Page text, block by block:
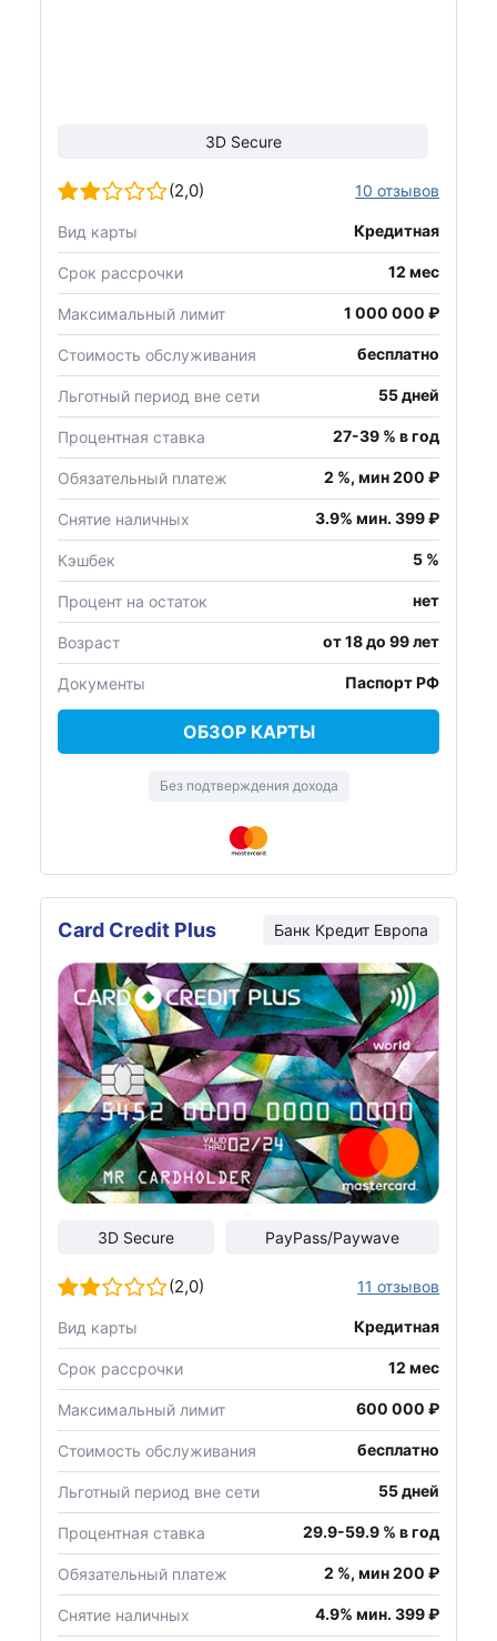
3D Secure
(2,0) 10 отзывов
Вид карты Кредитная
Срок рассрочки 12 мес
Максимальный лимит 1 000 000 ₽
Стоимость обслуживания бесплатно
Льготный период вне сети 55 дней
Процентная ставка 27-39 % в год
Обязательный платеж 2 %, мин 200 ₽
Снятие наличных 3.9% мин. 399 ₽
Кэшбек 5 %
Процент на остаток нет
Возраст от 18 до 99 лет
Документы Паспорт РФ
ОБЗОР КАРТЫ
Без подтверждения дохода
Card Credit Plus Банк Кредит Европа
3D Secure PayPass/Paywave
(2,0) 11 отзывов
Вид карты Кредитная
Срок рассрочки 12 мес
Максимальный лимит 600 000 ₽
Стоимость обслуживания бесплатно
Льготный период вне сети 55 дней
Процентная ставка 29.9-59.9 % в год
Обязательный платеж 2 %, мин 200 ₽
Снятие наличных 4.9% мин. 399 ₽